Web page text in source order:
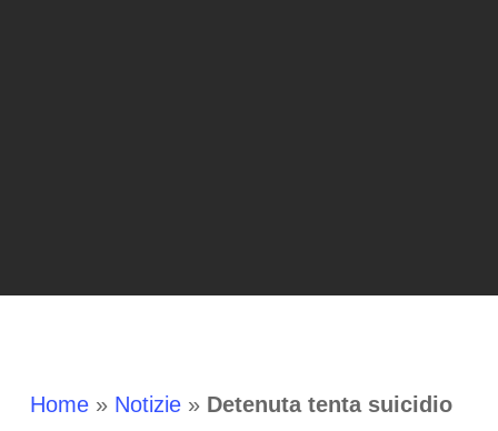
Home» Notizie» Detenuta tenta suicidio